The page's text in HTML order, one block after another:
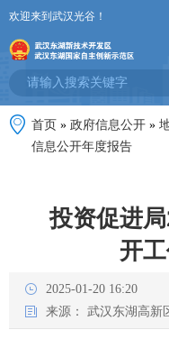
欢迎来到武汉光谷！
首页 » 政府信息公开 »
信息公开年度报告
投资促进
开
2025-01-20 16:20
来源： 武汉东湖高新